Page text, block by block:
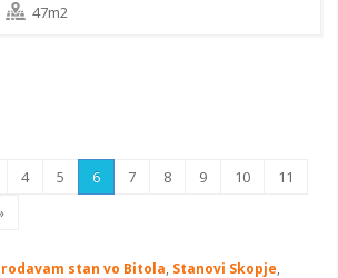
47m2
4 5 6 7 8 9 10
11
stan vo Bitola, Stanovi Skopje,